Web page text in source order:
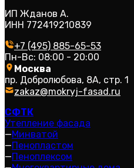
ИП Жданов А.
ИНН 772419210839
+7 (495) 885-65-53
Пн-Вс: 08:00 - 20:00
Москва
пр. Добролюбова, 8А, стр. 1
zakaz@mokryj-fasad.ru
СФТК
Утепление фасада
—Минватой
—Пенопластом
—Пеноплексом